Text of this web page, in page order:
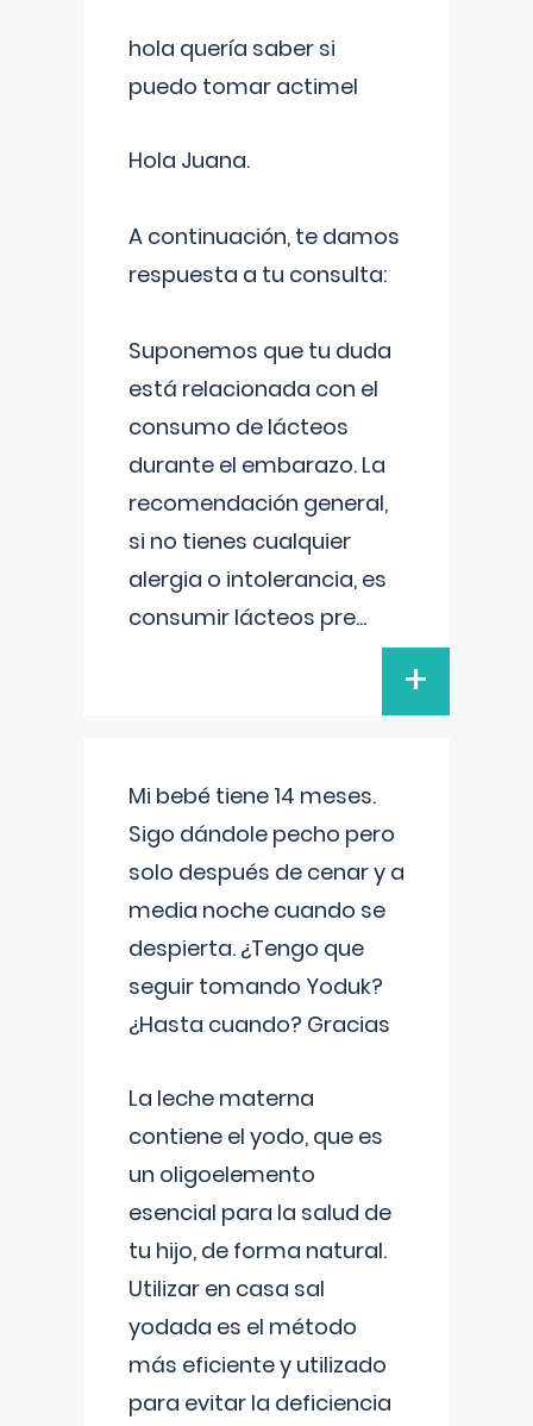
hola quería saber si
puedo tomar actimel
Hola Juana.
A continuación, te damos
respuesta a tu consulta:
Suponemos que tu duda
está relacionada con el
consumo de lácteos
durante el embarazo. La
recomendación general,
si no tienes cualquier
alergia o intolerancia, es
consumir lácteos pre...
+
Mi bebé tiene 14 meses.
Sigo dándole pecho pero
solo después de cenar y a
media noche cuando se
despierta. ¿Tengo que
seguir tomando Yoduk?
¿Hasta cuando? Gracias
La leche materna
contiene el yodo, que es
un oligoelemento
esencial para la salud de
tu hijo, de forma natural.
Utilizar en casa sal
yodada es el método
más eficiente y utilizado
para evitar la deficiencia